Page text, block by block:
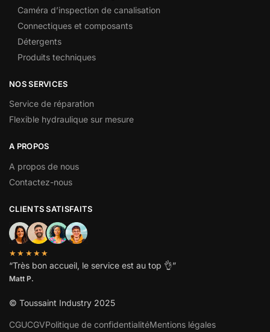
Caméra d’inspection de canalisation
Connectiques et composants
Détergents
Produits techniques
NOS SERVICES
Service de réparation
Flexible hydraulique sur mesure
A PROPOS
A propos de nous
Contactez-nous
CLIENTS SATISFAITS
★★★★★
“Très bon accueil, le service est au top 👌”
Matt P.
© Toussaint Industry 2025
CGUCGVPolitique de confidentialitéMentions légales